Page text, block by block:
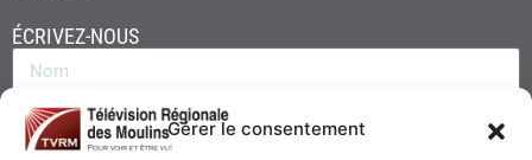
Gérer le consentement
ÉCRIVEZ-NOUS